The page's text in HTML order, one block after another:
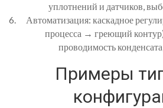
уплотнений и датчиков,
Автоматизация: каскадное
процесса → греющий
проводимость
Примеры